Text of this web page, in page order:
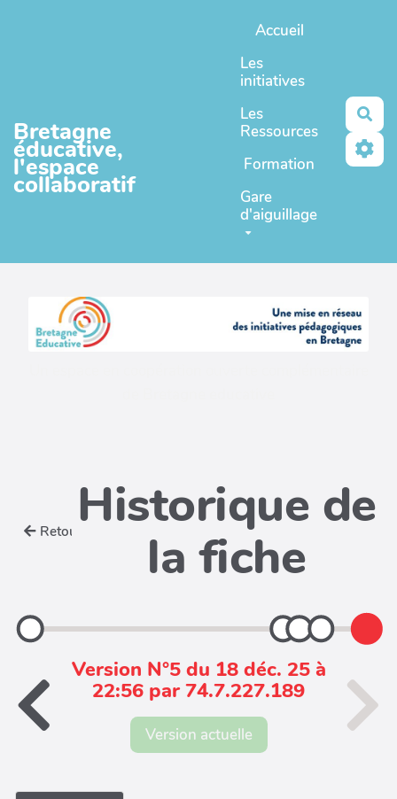
Bretagne
éducative,
l'espace
collaboratif
Accueil
Les
initiatives
Les
Ressources
Formation
Gare
d'aiguillage
Retour Historique de
la fiche
Version N°5 du 18 déc. 25 à
22:56 par 74.7.227.189
Version actuelle